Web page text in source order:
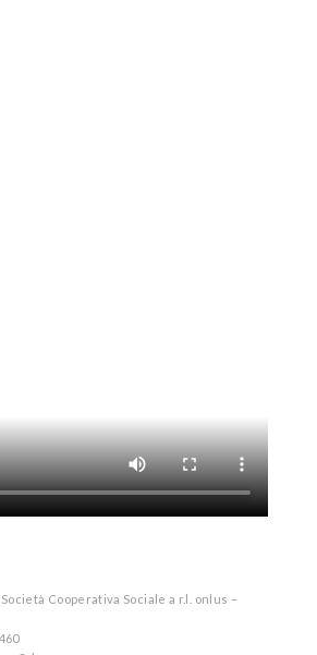
Cooperativa Sociale a r.l. onlus –